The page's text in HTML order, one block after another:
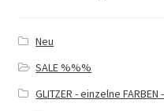
Neu
SALE %%%
GLITZER - einzelne